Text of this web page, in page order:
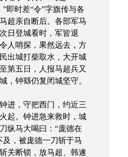
即时差“令”字旗传与各
超亲自断后。各部军马
日登城看时，军皆退
人哨探，果然远去，方
出城打柴取水，大开城
第五日，人报马超兵又
，钟繇仍复闭城坚守。
，守把西门，约近三
起。钟进急来救时，城
纵马大喝曰：“庞德在
及，被庞德一刀斩于马
关断锁，放马超、韩遂